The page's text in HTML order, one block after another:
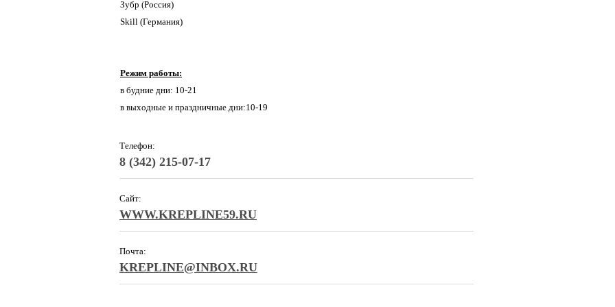
Зубр (Россия)
Skill (Германия)
Режим работы:
в будние дни: 10-21
в выходные и праздничные дни:10-19
Телефон:
8 (342) 215-07-17
Сайт:
WWW.KREPLINE59.RU
Почта:
KREPLINE@INBOX.RU